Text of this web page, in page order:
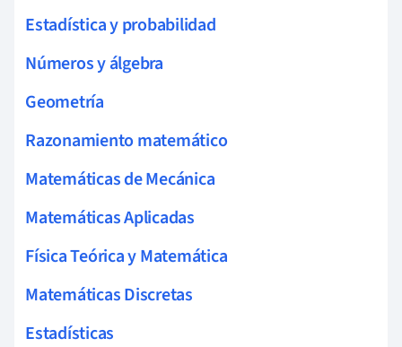
Estadística y probabilidad
Números y álgebra
Geometría
Razonamiento matemático
Matemáticas de Mecánica
Matemáticas Aplicadas
Física Teórica y Matemática
Matemáticas Discretas
Estadísticas